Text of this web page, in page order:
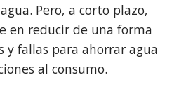
Pero, a corto plazo,
en reducir de una forma
y fallas para ahorrar agua
al consumo.